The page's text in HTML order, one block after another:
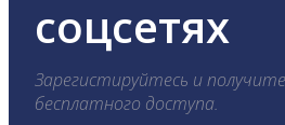
соцсетях
Зарегистируйтесь и
бесплатного доступа.